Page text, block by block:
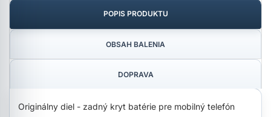
POPIS PRODUKTU
OBSAH BALENIA
DOPRAVA
Originálny diel - zadný kryt batérie pre mobilný telefón